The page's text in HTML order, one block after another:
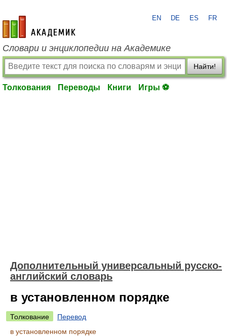
academic.ru
EN DE ES FR
Словари и энциклопедии на Академике
Найти!
Толкования Переводы Книги Игры ⚽
Дополнительный универсальный русско-
английский словарь
в установленном порядке
Толкование
Перевод
в установленном порядке